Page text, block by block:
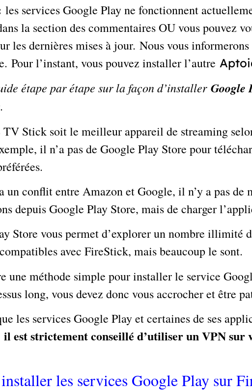
les services Google Play ne fonctionnent
la section des commentaires OU vous pouvez
les dernières mises à jour. Nous vous
Pour l’instant, vous pouvez installer l’autre
étape par étape sur la façon d’installer Google
Stick soit le meilleur appareil de streaming
il n’a pas de Google Play Store pour
un conflit entre Amazon et Google, il n’y a pas de
depuis Google Play Store, mais de charger
Store vous permet d’explorer un nombre illimité
avec FireStick, mais beaucoup le sont.
une méthode simple pour installer le service
long, vous devez donc vous accrocher et être
les services Google Play et certaines de ses
il est strictement conseillé d’utiliser un VPN
les services Google Play sur